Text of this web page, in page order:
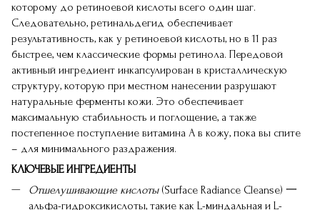
которому до ретиноевой кислоты всего один шаг.
Следовательно, ретинальдегид обеспечивает
результативность, как у ретиноевой кислоты, но в 11 раз
быстрее, чем классические формы ретинола. Передовой
активный ингредиент инкапсулирован в кристаллическую
структуру, которую при местном нанесении разрушают
натуральные ферменты кожи. Это обеспечивает
максимальную стабильность и поглощение, а также
постепенное поступление витамина А в кожу, пока вы спите
– для минимального раздражения.
КЛЮЧЕВЫЕ ИНГРЕДИЕНТЫ
Отшелушивающие кислоты(Surface Radiance Cleanse) 一
альфа-гидроксикислоты, такие как L-миндальная и L-